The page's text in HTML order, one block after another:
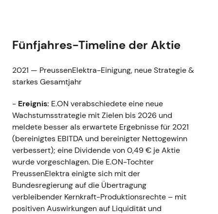
Fünfjahres-Timeline der Aktie
2021 — PreussenElektra-Einigung, neue Strategie &
starkes Gesamtjahr
- Ereignis: E.ON verabschiedete eine neue
Wachstumsstrategie mit Zielen bis 2026 und
meldete besser als erwartete Ergebnisse für 2021
(bereinigtes EBITDA und bereinigter Nettogewinn
verbessert); eine Dividende von 0,49 € je Aktie
wurde vorgeschlagen. Die E.ON-Tochter
PreussenElektra einigte sich mit der
Bundesregierung auf die Übertragung
verbleibender Kernkraft-Produktionsrechte – mit
positiven Auswirkungen auf Liquidität und